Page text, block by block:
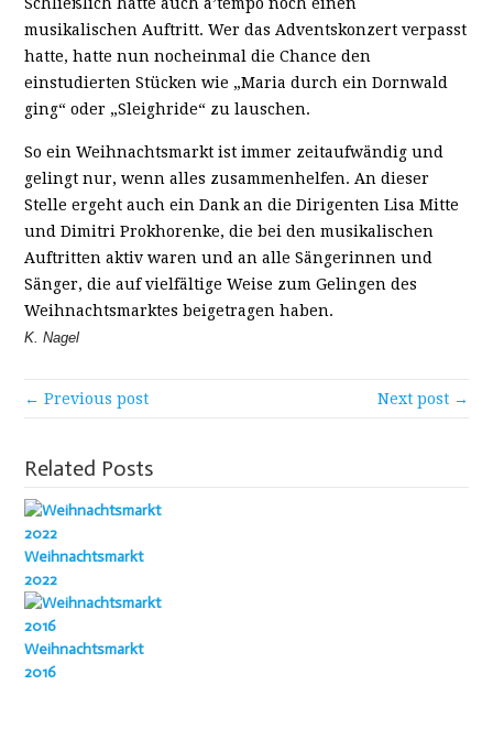
musikalischen Auftritt. Wer das Adventskonzert verpasst
hatte, hatte nun nocheinmal die Chance den
einstudierten Stücken wie „Maria durch ein Dornwald
ging“ oder „Sleighride“ zu lauschen.
So ein Weihnachtsmarkt ist immer zeitaufwändig und
gelingt nur, wenn alles zusammenhelfen. An dieser
Stelle ergeht auch ein Dank an die Dirigenten Lisa Mitte
und Dimitri Prokhorenke, die bei den musikalischen
Auftritten aktiv waren und an alle Sängerinnen und
Sänger, die auf vielfältige Weise zum Gelingen des
Weihnachtsmarktes beigetragen haben.
K. Nagel
← Previous post Next post →
Related Posts
Weihnachtsmarkt
2022
Weihnachtsmarkt
2016